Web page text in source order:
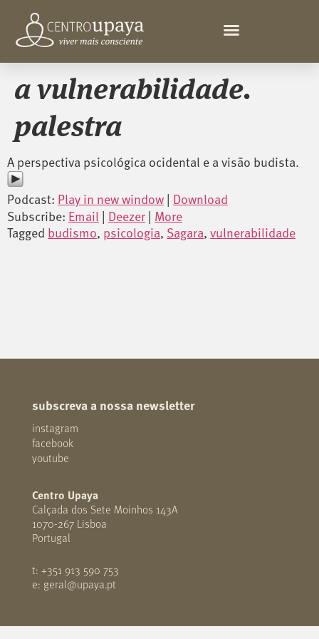
a vulnerabilidade.
palestra
A perspectiva psicológica ocidental e a visão budista.
Podcast: Play in new window| Download
Subscribe: Email | Deezer| More
Tagged budismo, psicologia, Sagara,vulnerabilidade
subscreva a nossa newsletter
instagram
facebook
youtube
Centro Upaya
Calçada dos Sete Moinhos 143A
1070-267 Lisboa
Portugal
t: +351 913 590 753
e: geral@upaya.pt